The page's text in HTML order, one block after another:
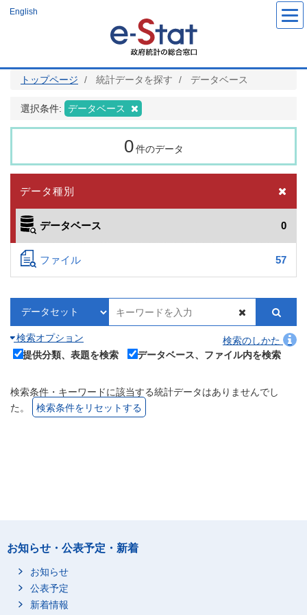
ツ
English
トップページ 統計データを探す データベース
選択条件: データベース
0 件のデータ
データ種別
データベース 0
ファイル 57
検索オプション
検索のしかた
提供分類、表題を検索
データベース、ファイル内を検索
検索条件・キーワードに該当する統計データはありませんでし
た。
検索条件をリセットする
お知らせ・公表予定・新着
お知らせ
公表予定
新着情報